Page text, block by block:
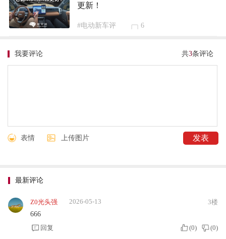
更新！
#电动新车评 6
共3条评论
我要评论
表情 上传图片
最新评论
Z0光头强 2026-05-13
3楼
666
回复
(0) (0)